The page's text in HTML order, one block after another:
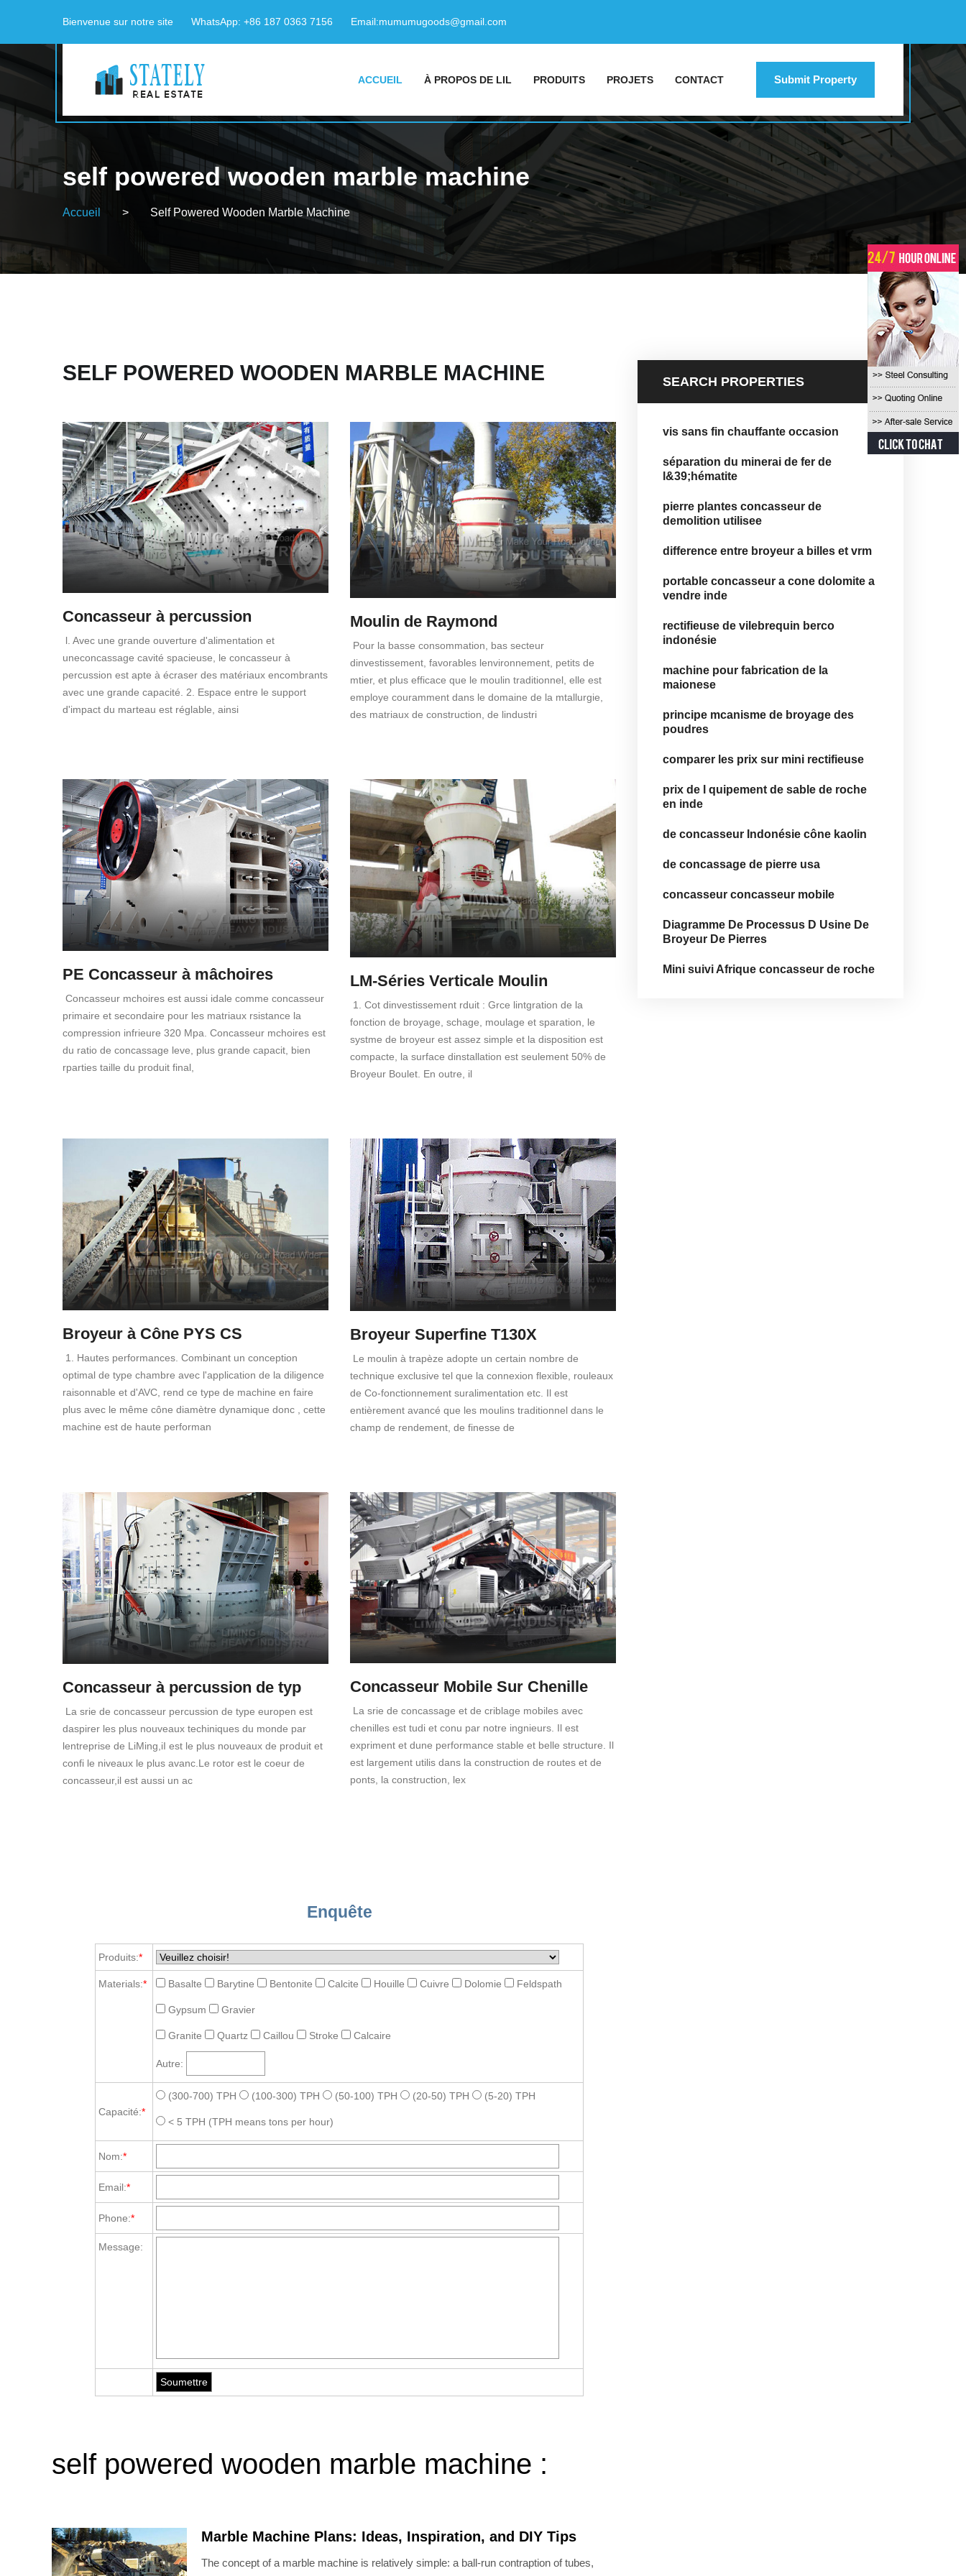
Bienvenue sur notre site WhatsApp: +86 187 0363 7156 Email:mumumugoods@gmail.com
ACCUEIL À PROPOS DE LIL PRODUITS PROJETS CONTACT Submit Property
self powered wooden marble machine
Accueil > Self Powered Wooden Marble Machine
SELF POWERED WOODEN MARBLE MACHINE
Concasseur à percussion
l. Avec une grande ouverture d'alimentation et
uneconcassage cavité spacieuse, le concasseur à
percussion est apte à écraser des matériaux encombrants
avec une grande capacité. 2. Espace entre le support
d'impact du marteau est réglable, ainsi
Moulin de Raymond
Pour la basse consommation, bas secteur
dinvestissement, favorables lenvironnement, petits de
mtier, et plus efficace que le moulin traditionnel, elle est
employe couramment dans le domaine de la mtallurgie,
des matriaux de construction, de lindustri
PE Concasseur à mâchoires
Concasseur mchoires est aussi idale comme concasseur
primaire et secondaire pour les matriaux rsistance la
compression infrieure 320 Mpa. Concasseur mchoires est
du ratio de concassage leve, plus grande capacit, bien
rparties taille du produit final,
LM-Séries Verticale Moulin
1. Cot dinvestissement rduit : Grce lintgration de la
fonction de broyage, schage, moulage et sparation, le
systme de broyeur est assez simple et la disposition est
compacte, la surface dinstallation est seulement 50% de
Broyeur Boulet. En outre, il
Broyeur à Cône PYS CS
1. Hautes performances. Combinant un conception
optimal de type chambre avec l'application de la diligence
raisonnable et d'AVC, rend ce type de machine en faire
plus avec le même cône diamètre dynamique donc , cette
machine est de haute performan
Broyeur Superfine T130X
Le moulin à trapèze adopte un certain nombre de
technique exclusive tel que la connexion flexible, rouleaux
de Co-fonctionnement suralimentation etc. Il est
entièrement avancé que les moulins traditionnel dans le
champ de rendement, de finesse de
Concasseur à percussion de typ
La srie de concasseur percussion de type europen est
daspirer les plus nouveaux techiniques du monde par
lentreprise de LiMing,iI est le plus nouveaux de produit et
confi le niveaux le plus avanc.Le rotor est le coeur de
concasseur,il est aussi un ac
Concasseur Mobile Sur Chenille
La srie de concassage et de criblage mobiles avec
chenilles est tudi et conu par notre ingnieurs. Il est
expriment et dune performance stable et belle structure. Il
est largement utilis dans la construction de routes et de
ponts, la construction, lex
Enquête
Produits:*
Materials:* Basalte Barytine Bentonite Calcite Houille Cuivre Dolomie Feldspath
Gypsum Gravier
Granite Quartz Caillou Stroke Calcaire
Autre:
Capacité:*
(300-700) TPH (100-300) TPH (50-100) TPH (20-50) TPH (5-20) TPH
< 5 TPH (TPH means tons per hour)
Nom:*
Email:*
Phone:*
Message:
self powered wooden marble machine :
Marble Machine Plans: Ideas, Inspiration, and DIY Tips
The concept of a marble machine is relatively simple: a ball-run contraption of tubes,
SEARCH PROPERTIES
vis sans fin chauffante occasion
séparation du minerai de fer de
l&39;hématite
pierre plantes concasseur de
demolition utilisee
difference entre broyeur a billes et vrm
portable concasseur a cone dolomite a
vendre inde
rectifieuse de vilebrequin berco
indonésie
machine pour fabrication de la
maionese
principe mcanisme de broyage des
poudres
comparer les prix sur mini rectifieuse
prix de l quipement de sable de roche
en inde
de concasseur Indonésie cône kaolin
de concassage de pierre usa
concasseur concasseur mobile
Diagramme De Processus D Usine De
Broyeur De Pierres
Mini suivi Afrique concasseur de roche